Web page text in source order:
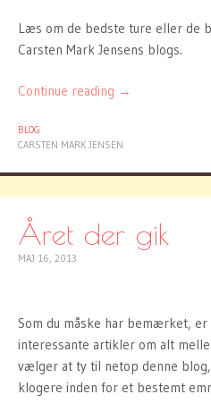
Læs om de bedste ture eller de
Carsten Mark Jensens blogs.
Continue reading →
BLOG
CARSTEN MARK JENSEN
Året der gik
MAJ 16, 2013
Som du måske har bemærket,
interessante artikler om alt
vælger at ty til netop denne
klogere inden for et bestemt